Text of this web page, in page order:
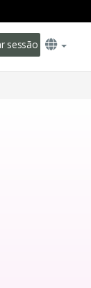
sessão